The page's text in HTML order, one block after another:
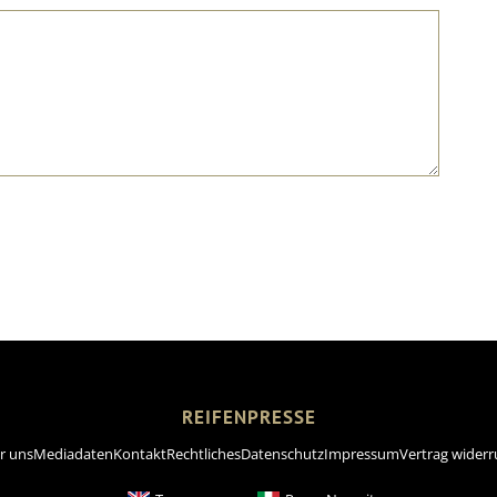
REIFENPRESSE
unsMediadatenKontaktRechtlichesDatenschutzImpressumVertrag